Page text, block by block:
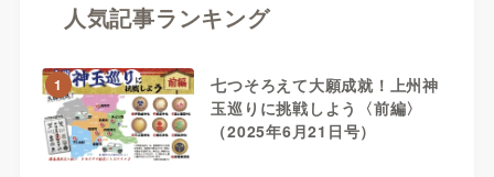
人気記事ランキング
1
七つそろえて大願成就！上州神
玉巡りに挑戦しよう〈前編〉
（2025年6月21日号）